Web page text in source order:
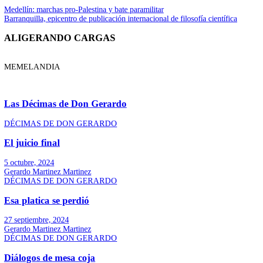
Medellín: marchas pro-Palestina y bate paramilitar
Barranquilla, epicentro de publicación internacional de filosofía científica
ALIGERANDO CARGAS
MEMELANDIA
Las Décimas de Don Gerardo
DÉCIMAS DE DON GERARDO
El juicio final
5 octubre, 2024
Gerardo Martinez Martinez
DÉCIMAS DE DON GERARDO
Esa platica se perdió
27 septiembre, 2024
Gerardo Martinez Martinez
DÉCIMAS DE DON GERARDO
Diálogos de mesa coja